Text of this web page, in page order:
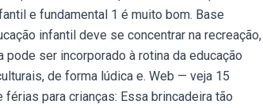
e fundamental 1 é muito bom. Base
infantil deve se concentrar na recreação,
ser incorporado à rotina da educação
de forma lúdica e. Web — veja 15
para crianças: Essa brincadeira tão